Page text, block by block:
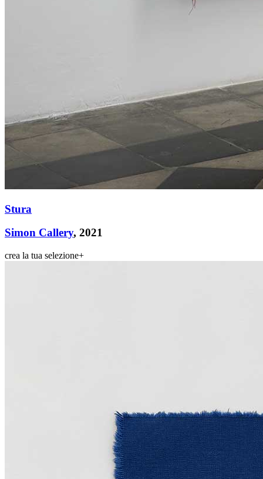
Stura
Simon Callery, 2021
crea la tua selezione+